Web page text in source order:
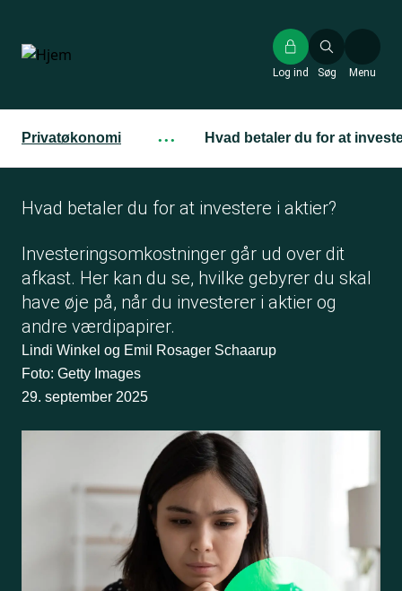
hovedindhold
Søg
Log ind Menu
Privatøkonomi ··· Hvad betaler du for at
Hvad betaler du for at investere i aktier?
Investeringsomkostninger går ud over dit
afkast. Her kan du se, hvilke gebyrer du skal
have øje på, når du investerer i aktier og
andre værdipapirer.
Lindi Winkel og Emil Rosager Schaarup
Foto: Getty Images
29. september 2025